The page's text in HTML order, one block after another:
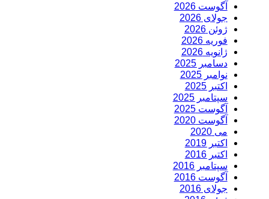
آگوست 2026
جولای 2026
ژوئن 2026
فوریه 2026
ژانویه 2026
دسامبر 2025
نوامبر 2025
اکتبر 2025
سپتامبر 2025
آگوست 2025
آگوست 2020
می 2020
اکتبر 2019
اکتبر 2016
سپتامبر 2016
آگوست 2016
جولای 2016